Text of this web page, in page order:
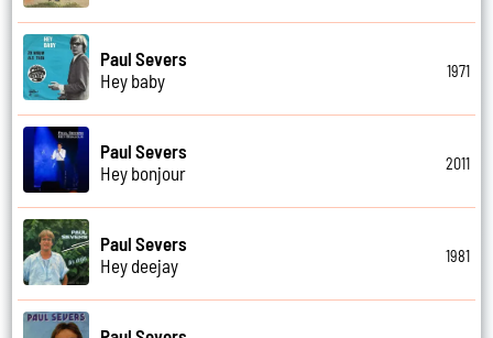
Paul Severs
Hey baby
1971
Paul Severs
Hey bonjour
2011
Paul Severs
Hey deejay
1981